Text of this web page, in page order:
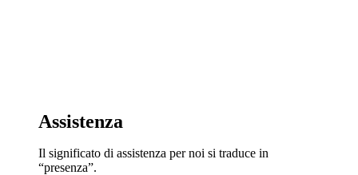
Assistenza
Il significato di assistenza per noi si traduce in
“presenza”.